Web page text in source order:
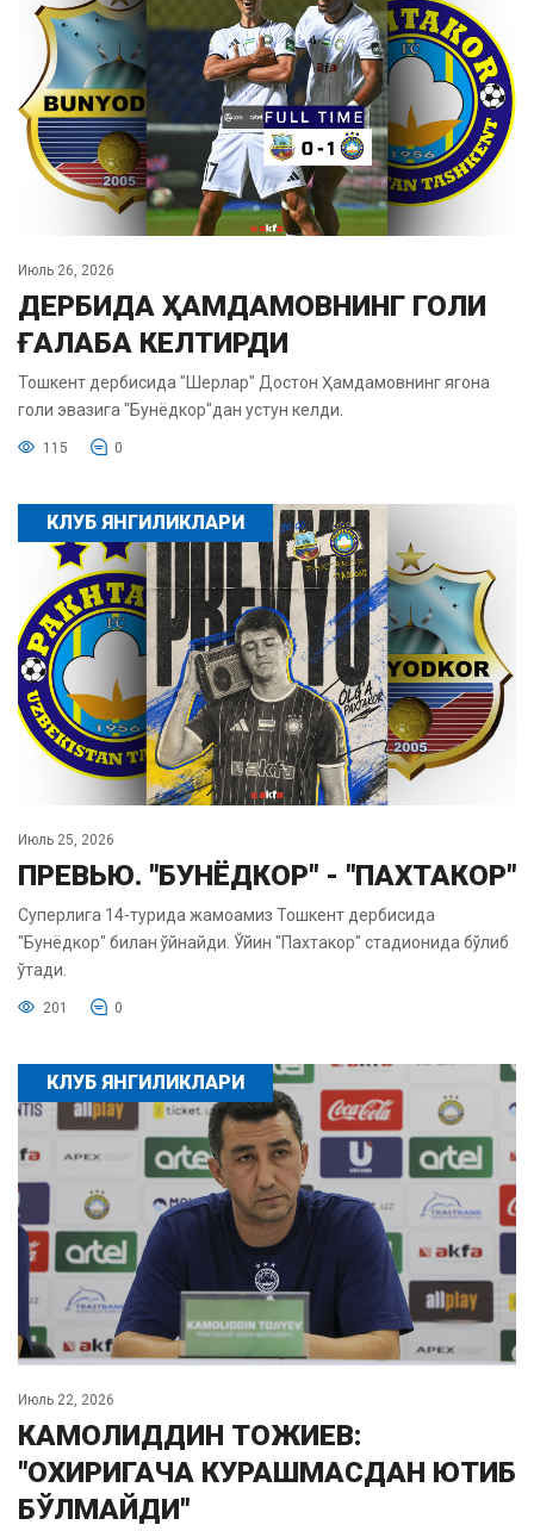
Июль 26, 2026
ДЕРБИДА ҲАМДАМОВНИНГ ГОЛИ
ҒАЛАБА КЕЛТИРДИ
Тошкент дербисида "Шерлар" Достон Ҳамдамовнинг ягона
голи эвазига "Бунёдкор"дан устун келди.
115 0
КЛУБ ЯНГИЛИКЛАРИ
Июль 25, 2026
ПРЕВЬЮ. "БУНЁДКОР" - "ПАХТАКОР"
Суперлига 14-турида жамоамиз Тошкент дербисида
"Бунёдкор" билан ўйнайди. Ўйин "Пахтакор" стадионида бўлиб
ўтади.
201 0
КЛУБ ЯНГИЛИКЛАРИ
Июль 22, 2026
КАМОЛИДДИН ТОЖИЕВ:
"ОХИРИГАЧА КУРАШМАСДАН ЮТИБ
БЎЛМАЙДИ"